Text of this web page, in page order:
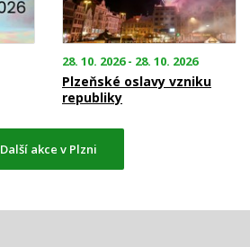
28. 10. 2026 - 28. 10. 2026
Plzeňské oslavy vzniku
republiky
Další akce v Plzni